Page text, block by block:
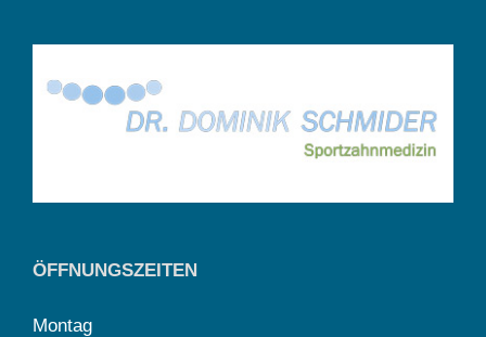
ÖFFNUNGSZEITEN
Montag